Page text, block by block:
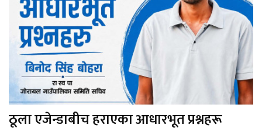
ठूला एजेन्डाबीच हराएका आधारभूत प्रश्नहरू